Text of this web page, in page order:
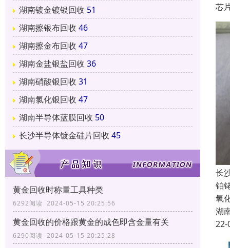
湖南镀金镀银回收 51
湖南擦银布回收 46
湖南擦金布回收 47
湖南金盐银盐回收 36
湖南硝酸银回收 31
湖南氯化银回收 47
湖南半导体蓝膜回收 50
长沙半导体镀金硅片回收 45
黄金回收时称量工具种类
6292阅读 2024-05-15 20:25:56
黄金回收的价格跟黄金的成色即含金量有关
6290阅读 2024-05-15 20:25:28
芯
长
铂
氧
湖
22-